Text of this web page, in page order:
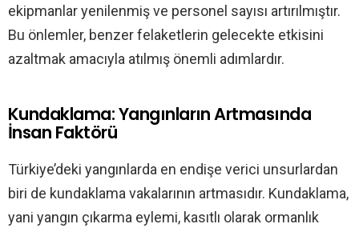
ekipmanlar yenilenmiş ve personel sayısı artırılmıştır.
Bu önlemler, benzer felaketlerin gelecekte etkisini
azaltmak amacıyla atılmış önemli adımlardır.
Kundaklama: Yangınların Artmasında
İnsan Faktörü
Türkiye’deki yangınlarda en endişe verici unsurlardan
biri de kundaklama vakalarının artmasıdır. Kundaklama,
yani yangın çıkarma eylemi, kasıtlı olarak ormanlık